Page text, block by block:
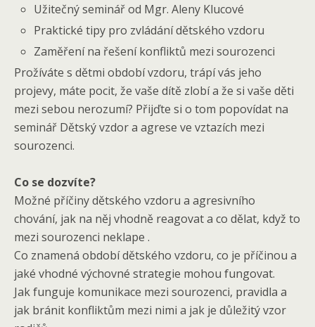
Užitečný seminář od Mgr. Aleny Klucové
Praktické tipy pro zvládání dětského vzdoru
Zaměření na řešení konfliktů mezi sourozenci
Prožíváte s dětmi období vzdoru, trápí vás jeho
projevy, máte pocit, že vaše dítě zlobí a že si vaše děti
mezi sebou nerozumí? Přijďte si o tom popovídat na
seminář Dětský vzdor a agrese ve vztazích mezi
sourozenci.
Co se dozvíte?
Možné příčiny dětského vzdoru a agresivního
chování, jak na něj vhodně reagovat a co dělat, když to
mezi sourozenci neklape .
Co znamená období dětského vzdoru, co je příčinou a
jaké vhodné výchovné strategie mohou fungovat.
Jak funguje komunikace mezi sourozenci, pravidla a
jak bránit konfliktům mezi nimi a jak je důležitý vzor